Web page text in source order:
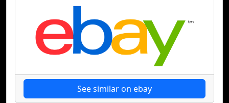
See similar on ebay